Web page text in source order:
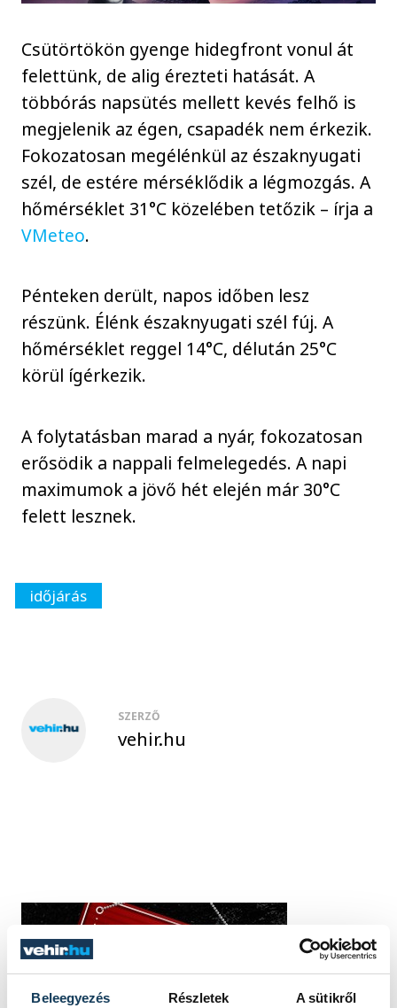
Beleegyezés Részletek A sütikről
Csütörtökön gyenge hidegfront vonul át
felettünk, de alig érezteti hatását. A
többórás napsütés mellett kevés felhő is
megjelenik az égen, csapadék nem érkezik.
Fokozatosan megélénkül az északnyugati
szél, de estére mérséklődik a légmozgás. A
hőmérséklet 31°C közelében tetőzik – írja a
VMeteo.
Pénteken derült, napos időben lesz
részünk. Élénk északnyugati szél fúj. A
hőmérséklet reggel 14°C, délután 25°C
körül ígérkezik.
A folytatásban marad a nyár, fokozatosan
erősödik a nappali felmelegedés. A napi
maximumok a jövő hét elején már 30°C
felett lesznek.
időjárás
SZERZŐ
vehir.hu